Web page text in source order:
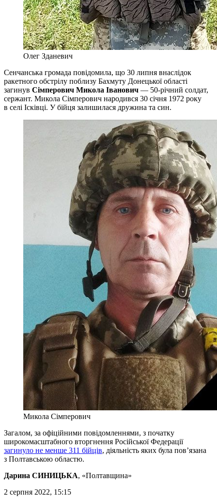
Олег Зданевич
Сенчанська громада повідомила, що 30 липня внаслідок
ракетного обстрілу поблизу Бахмуту Донецької області
загинув Сімперович Микола Іванович — 50-річний солдат,
сержант. Микола Сімперович народився 30 січня 1972 року
в селі Ісківці. У бійця залишилася дружина та син.
Микола Сімперович
Загалом, за офіційними повідомленнями, з початку
широкомасштабного вторгнення Російської Федерації
загинуло не менше 311 бійців, діяльність яких була пов’язана
з Полтавською областю.
Дарина СИНИЦЬКА, «Полтавщина»
2 серпня 2022, 15:15